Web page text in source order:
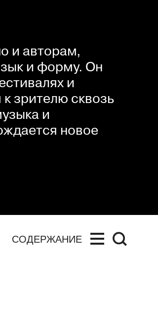
и авторам,
и форму. Он
и
зрителю сквозь
и
новое
СОДЕРЖАНИЕ